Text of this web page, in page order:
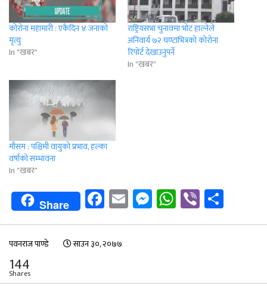
कोरोना महामारी : एकैदिन ४ जनाको
मृत्यु
In "खबर"
राष्ट्रियसभा चुनावमा भोट हाल्नेले
अनिवार्य ७२ घण्टाभित्रको कोरोना
रिपोर्ट देखाउनुपर्ने
In "खबर"
मौसम : पश्चिमी वायुको प्रभाव, हल्का
वर्षाको सम्भावना
In "खबर"
Share Facebook
EmailMessenger
WhatsApp
Viber
पवनराज पाण्डे साउन ३०, २०७७
144
Shares